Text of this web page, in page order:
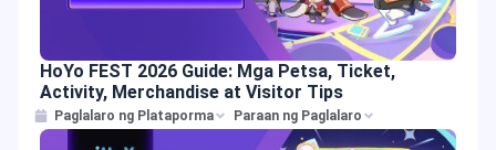
HoYo FEST 2026 Guide: Mga Petsa, Ticket,
Activity, Merchandise at Visitor Tips
Paglalaro ng Plataporma Paraan ng Paglalaro